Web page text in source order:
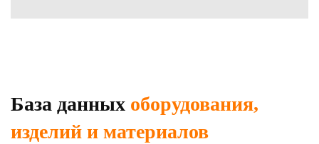
База данных оборудования,
изделий и материалов